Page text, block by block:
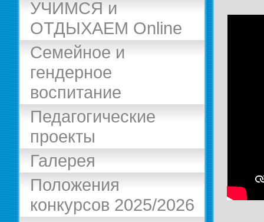
УЧИМСЯ и
ОТДЫХАЕМ Online
Семейное и
гендерное
воспитание
Педагогические
проекты
Галерея
Положения
конкурсов 2025/2026